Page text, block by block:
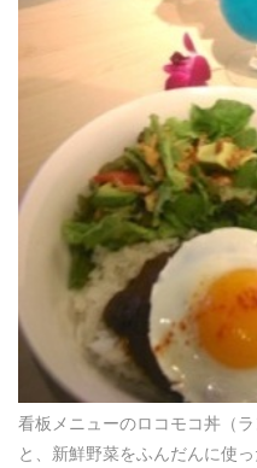
看板メニューのロコモコ丼（
と、新鮮野菜をふんだんに使